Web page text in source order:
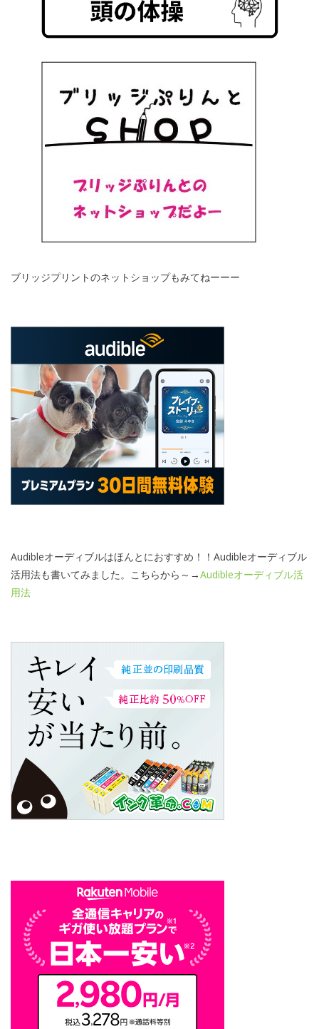
ブリッジプリントのネットショップもみてねーーー
Audibleオーディブルはほんとにおすすめ！！Audibleオーディブル
活用法も書いてみました。こちらから～→Audibleオーディブル活
用法